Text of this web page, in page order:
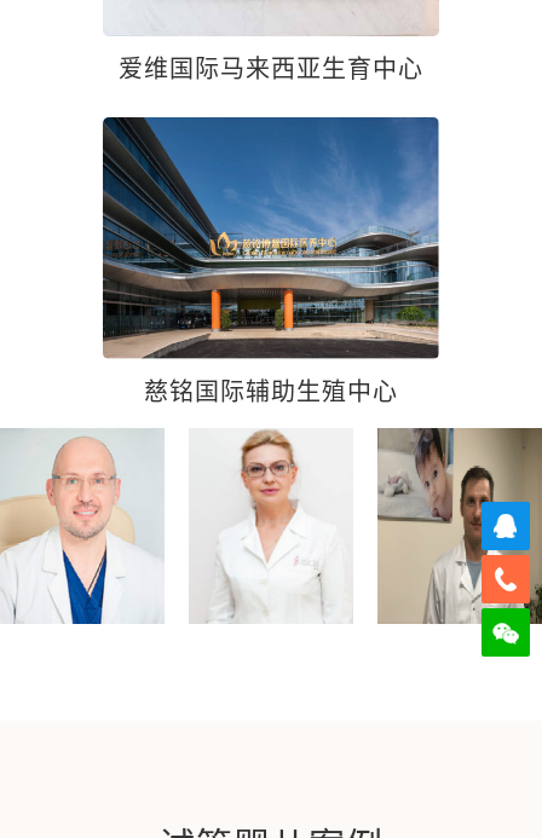
爱维国际马来西亚生育中心
慈铭国际辅助生殖中心